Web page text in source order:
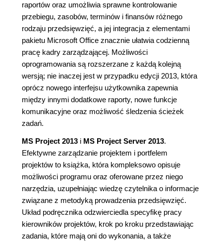
raportów oraz umożliwia sprawne kontrolowanie
przebiegu, zasobów, terminów i finansów różnego
rodzaju przedsięwzięć, a jej integracja z elementami
pakietu Microsoft Office znacznie ułatwia codzienną
pracę kadry zarządzającej. Możliwości
oprogramowania są rozszerzane z każdą kolejną
wersją; nie inaczej jest w przypadku edycji 2013, która
oprócz nowego interfejsu użytkownika zapewnia
między innymi dodatkowe raporty, nowe funkcje
komunikacyjne oraz możliwość śledzenia ścieżek
zadań.
MS Project 2013 i MS Project Server 2013.
Efektywne zarządzanie projektem i portfelem
projektów to książka, która kompleksowo opisuje
możliwości programu oraz oferowane przez niego
narzędzia, uzupełniając wiedzę czytelnika o informacje
związane z metodyką prowadzenia przedsięwzięć.
Układ podręcznika odzwierciedla specyfikę pracy
kierowników projektów, krok po kroku przedstawiając
zadania, które mają oni do wykonania, a także